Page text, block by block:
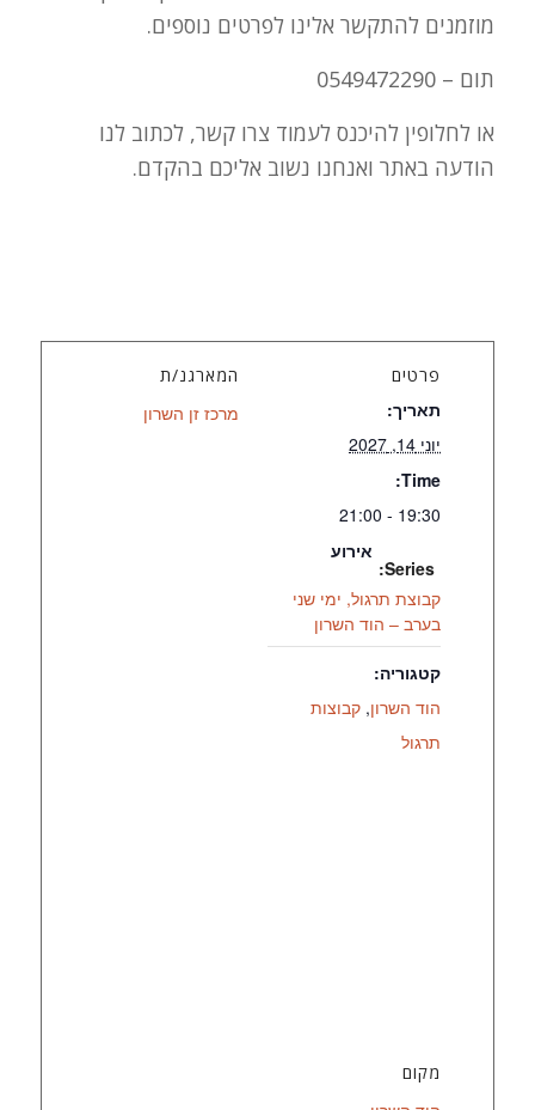
מוזמנים להתקשר אלינו לפרטים נוספים.
תום – 0549472290
הודעה באתר ואנחנו נשוב אליכם בהקדם.
פרטים
תאריך:
יוני 14, 2027
Time:
19:30 - 21:00
Series:
קבוצת תרגול, ימי שני
בערב – הוד השרון
אירוע
קטגוריה:
הוד השרון, קבוצות
תרגול
המארגנ/ת
מרכז זן השרון
מקום